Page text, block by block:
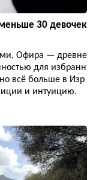
30 девочек
Офира — древне
для избранн
всё больше в Изр
и интуицию.